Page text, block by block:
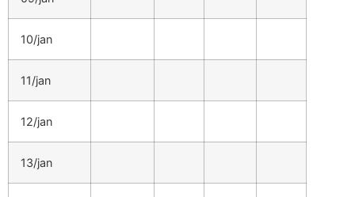
10/jan
11/jan
12/jan
13/jan